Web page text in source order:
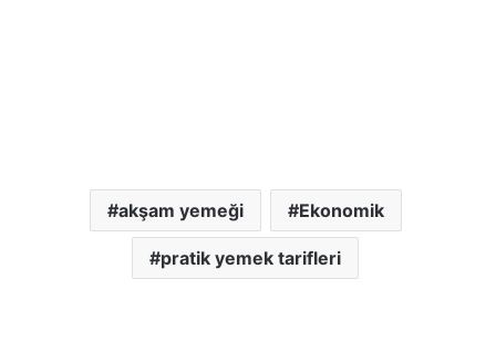
akşam yemeği Ekonomik
pratik yemek tarifleri